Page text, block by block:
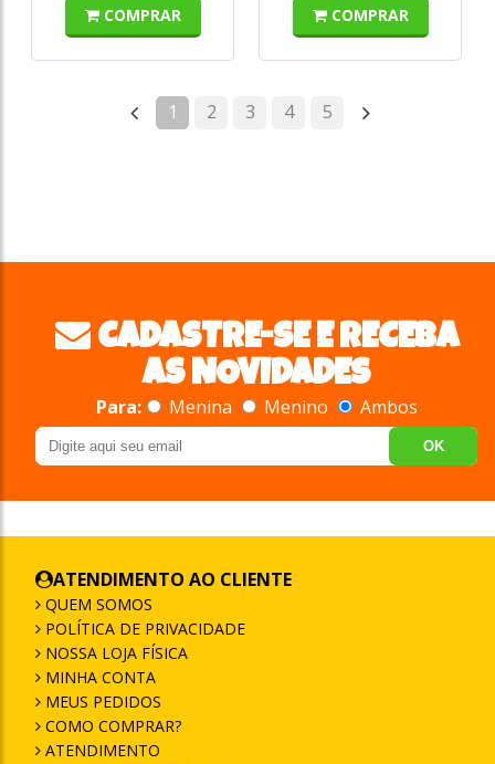
COMPRAR COMPRAR
1 2 3 4 5
CADASTRE-SE E RECEBA
AS NOVIDADES
Para: Menina Menino Ambos
OK
ATENDIMENTO AO CLIENTE
QUEM SOMOS
POLÍTICA DE PRIVACIDADE
NOSSA LOJA FÍSICA
MINHA CONTA
MEUS PEDIDOS
COMO COMPRAR?
ATENDIMENTO